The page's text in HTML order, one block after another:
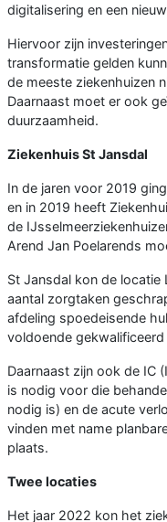
digitalisering en een
Hiervoor zijn
transformatie gelden
de meeste ziekenhuizen
Daarnaast moet er ook
duurzaamheid.
Ziekenhuis St Jansdal
In de jaren voor 2019
en in 2019 heeft
de
Arend Jan Poelarends
St Jansdal kon de locatie
aantal zorgtaken
afdeling spoedeisende
voldoende
Daarnaast zijn ook de IC
is nodig voor die
nodig is) en de acute
vinden met name
plaats.
Twee locaties
Het jaar 2022 kon het